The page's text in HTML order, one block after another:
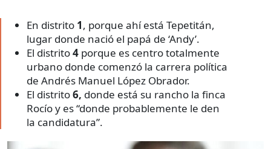
En distrito 1, porque ahí está Tepetitán,
lugar donde nació el papá de ‘Andy’.
El distrito4 porque es centro totalmente
urbano donde comenzó la carrera política
de Andrés Manuel López Obrador.
El distrito6, donde está su rancho la finca
Rocío y es “donde probablemente le den
la candidatura”.